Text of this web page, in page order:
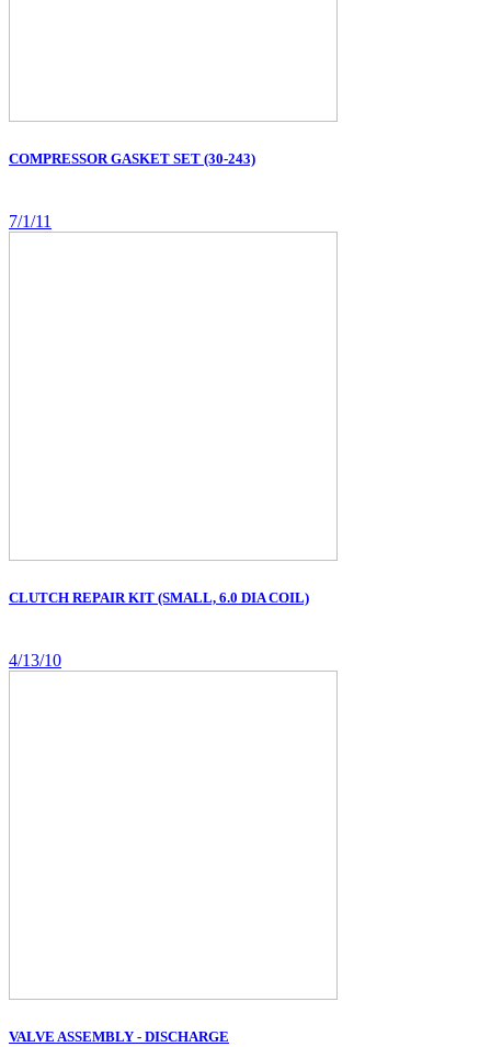
COMPRESSOR GASKET SET (30-243)
7/1/11
CLUTCH REPAIR KIT (SMALL, 6.0 DIA COIL)
4/13/10
VALVE ASSEMBLY - DISCHARGE